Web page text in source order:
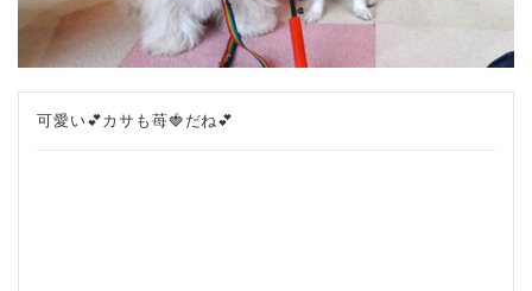
可愛い💕カサも苺🍓だね💕